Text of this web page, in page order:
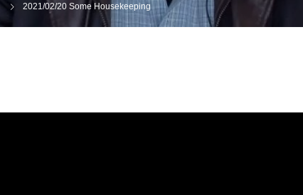
2021/02/20 Some Housekeeping